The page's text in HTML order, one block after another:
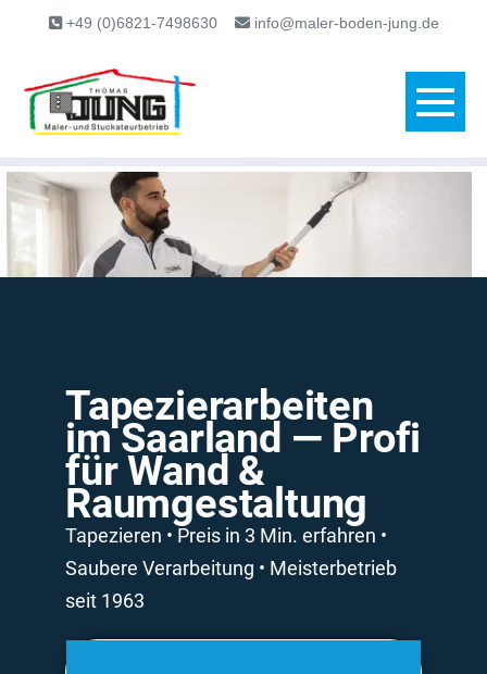
content +49 (0)6821-7498630 info@maler-boden-jung.de
Tapezierarbeiten
im Saarland — Profi
für Wand &
Raumgestaltung
Tapezieren • Preis in 3 Min. erfahren •
Saubere Verarbeitung • Meisterbetrieb
seit 1963